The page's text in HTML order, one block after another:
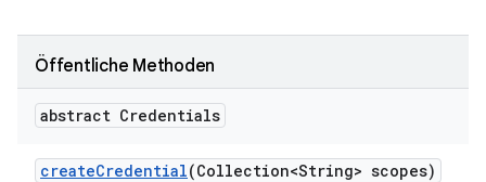
Öffentliche Methoden
abstract Credentials
createCredential(Collection<String> scopes)